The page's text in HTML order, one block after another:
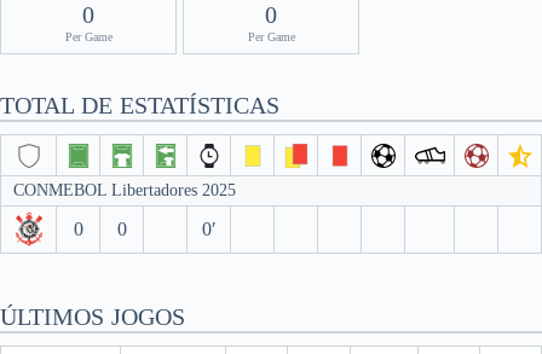
0
Per Game
0
Per Game
TOTAL DE ESTATÍSTICAS
CONMEBOL Libertadores 2025
0 0 0′
ÚLTIMOS JOGOS